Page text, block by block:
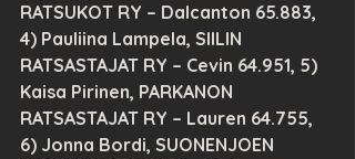
RATSUKOT RY – Dalcanton 65.883,
4) Pauliina Lampela, SIILIN
RATSASTAJAT RY – Cevin 64.951, 5)
Kaisa Pirinen, PARKANON
RATSASTAJAT RY – Lauren 64.755,
6) Jonna Bordi, SUONENJOEN